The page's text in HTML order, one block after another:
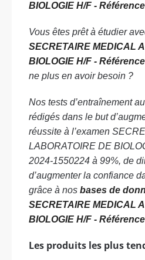
BIOLOGIE H/F -
Vous êtes prêt à étudier
SECRETAIRE MEDICAL
BIOLOGIE H/F -
ne plus en avoir besoin ?
Nos tests d’entraînement
rédigés dans le but
réussite à l’examen
LABORATOIRE DE
2024-1550224 à 99%, de
d’augmenter la confiance
grâce à nos bases de
SECRETAIRE MEDICAL
BIOLOGIE H/F -
Les produits les plus